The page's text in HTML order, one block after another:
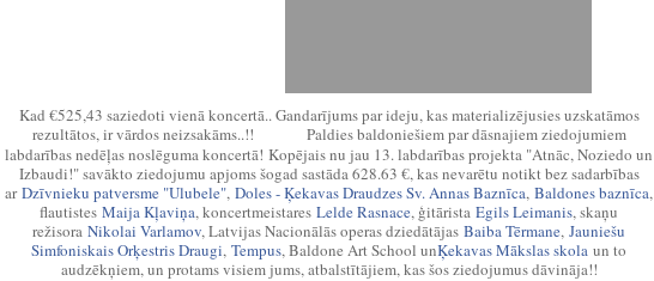
Kad €525,43 saziedoti vienā koncertā.. Gandarījums par ideju, kas materializējusies uzskatāmos
rezultātos, ir vārdos neizsakāms..!!
Paldies baldoniešiem par dāsnajiem ziedojumiem
labdarības nedēļas noslēguma koncertā! Kopējais nu jau 13. labdarības projekta "Atnāc, Noziedo un
Izbaudi!" savākto ziedojumu apjoms šogad sastāda 628.63 €, kas nevarētu notikt bez sadarbības
ar Dzīvnieku patversme "Ulubele", Doles - Ķekavas Draudzes Sv. Annas Baznīca, Baldones baznīca,
flautistes Maija Kļaviņa, koncertmeistares Lelde Rasnace, ģitārista Egils Leimanis, skaņu
režisora Nikolai Varlamov, Latvijas Nacionālās operas dziedātājas Baiba Tērmane, Jauniešu
Simfoniskais Orķestris Draugi, Tempus, Baldone Art School unĶekavas Mākslas skola un to
audzēkņiem, un protams visiem jums, atbalstītājiem, kas šos ziedojumus dāvināja!!